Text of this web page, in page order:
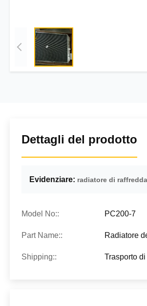
Dettagli del prodotto
Evidenziare: radiatore di
Model No:: PC200-7
Part Name:: Radiatore
Shipping:: Trasporto